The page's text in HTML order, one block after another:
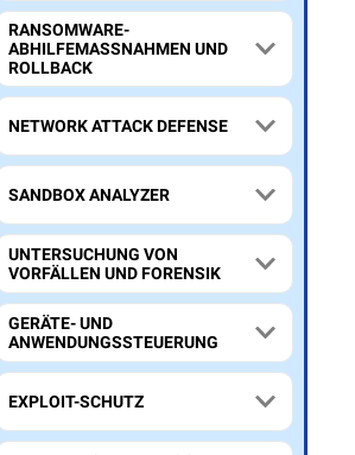
RANSOMWARE-
ABHILFEMASSNAHMEN UND R
OLLBACK
NETWORK ATTACK DEFENSE
SANDBOX ANALYZER
UNTERSUCHUNG VON
VORFÄLLEN UND FORENSIK
GERÄTE- UND
ANWENDUNGSSTEUERUNG
EXPLOIT-SCHUTZ